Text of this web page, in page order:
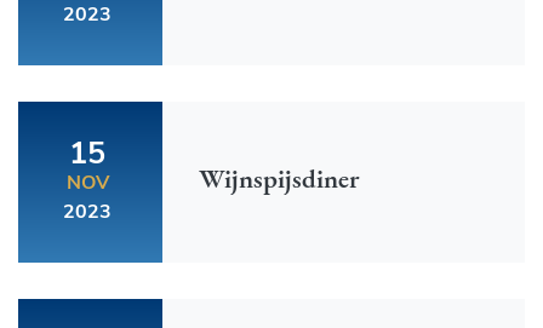
2023
15
NOV
2023
Wijnspijsdiner